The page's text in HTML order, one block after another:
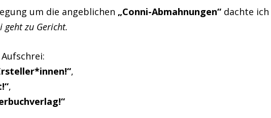
um die angeblichen „Conni-Abmahnungen“ dachte ich
geht zu Gericht.
,
,